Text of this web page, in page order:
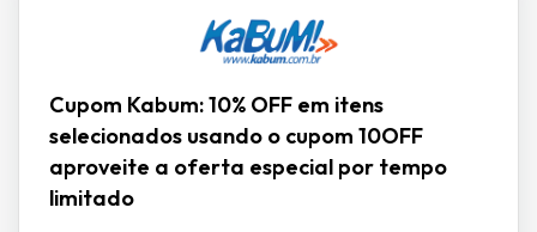
Cupom Kabum: 10% OFF em itens
selecionados usando o cupom 10OFF
aproveite a oferta especial por tempo
limitado